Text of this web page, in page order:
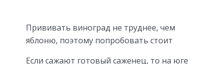
Прививать виноград не труднее, чем
яблоню, поэтому попробовать стоит
Если сажают готовый саженец, то на юге